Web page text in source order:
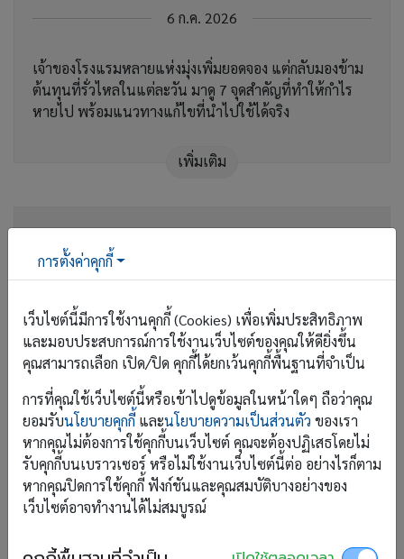
6 ก.ค. 2026
เจ้าของโรงแรมหลายแห่งมุ่งเพิ่มยอดจอง แต่กลับมองข้าม
ต้นทุนที่รั่วไหลในแต่ละวัน มาดู 7 จุดสำคัญที่ทำให้กำไร
หายไป พร้อมแนวทางแก้ไขที่นำไปใช้ได้จริง
เพิ่มเติม
ชนะคู่แข่ง!! ด้วยศาสตร์แห่งการดูแล
ลูกค้าที่เหนือกว่า: 📕คู่มือออกแบบ
โรงแรมขนาดเล็ก
26 มิ.ย. 2026
ในวันที่การแข่งขันของธุรกิจที่พักรุนแรงขึ้น หลายคนอาจ
รู้สึกว่าตัวเองเสียเปรียบโรงแรมใหญ่ แต่ความจริงแล้ว
ลูกค้าไม่ได้เลือกที่พักจากขนาดอย่างเดียว แต่เลือกจาก
ประสบการณ์ที่ได้รับ บทความนี้อยากชวนผู้ประกอบการทุก
ท่านมามองจุดแข็งของตัวเองในมุมใหม่ ผ่าน 5 แนวคิดที่จะ
กลายเป็นลูกค้าประจำได้อย่างยั่งยืน
การตั้งค่าคุกกี้
เว็บไซต์นี้มีการใช้งานคุกกี้ (Cookies) เพื่อเพิ่มประสิทธิภาพ
และมอบประสบการณ์การใช้งานเว็บไซต์ของคุณให้ดียิ่งขึ้น
คุณสามารถเลือก เปิด/ปิด คุกกี้ได้ยกเว้นคุกกี้พื้นฐานที่จำเป็น
การที่คุณใช้เว็บไซต์นี้หรือเข้าไปดูข้อมูลในหน้าใดๆ ถือว่าคุณ
ยอมรับนโยบายคุกกี้และนโยบายความเป็นส่วนตัว ของเรา
หากคุณไม่ต้องการใช้คุกกี้บนเว็บไซต์ คุณจะต้องปฏิเสธโดยไม่
รับคุกกี้บนเบราวเซอร์ หรือไม่ใช้งานเว็บไซต์นี้ต่อ อย่างไรก็ตาม
หากคุณปิดการใช้คุกกี้ ฟังก์ชันและคุณสมบัติบางอย่างของ
เว็บไซต์อาจทำงานได้ไม่สมบูรณ์